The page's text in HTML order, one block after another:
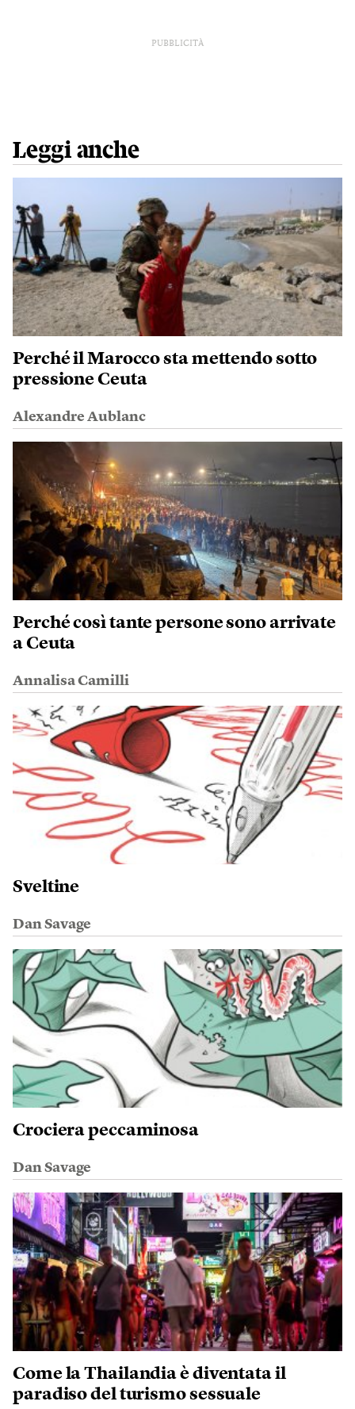
PUBBLICITÀ
Leggi anche
Perché il Marocco sta mettendo sotto
pressione Ceuta
Alexandre Aublanc
Perché così tante persone sono arrivate
a Ceuta
Annalisa Camilli
Sveltine
Dan Savage
Crociera peccaminosa
Dan Savage
Come la Thailandia è diventata il
paradiso del turismo sessuale